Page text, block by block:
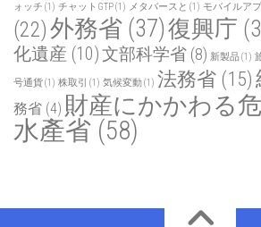
ォッチ (1) チャットGTP(1) メタバースと (1) モバイルア
(22)外務省 (37)復興庁
化遺産 (10)文部科学省 (8) 新製品(1)
号通貨(1) 株取引 (1) 気候変動(1) 法務省 (15)
務省 (4) 財産にかかわる
水產省 (58)